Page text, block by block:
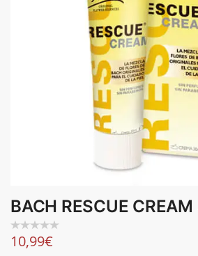
BACH RESCUE
10,99€